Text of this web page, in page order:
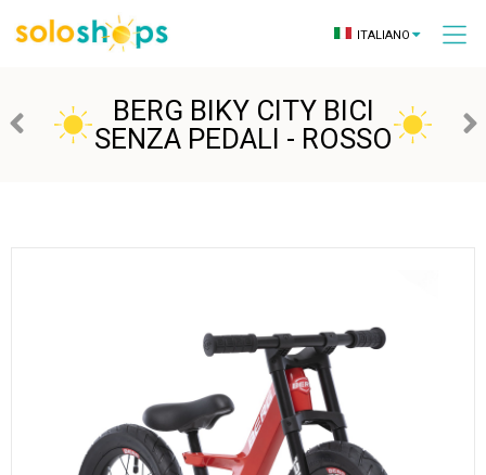
ITALIANO
BERG BIKY CITY BICI
SENZA PEDALI - ROSSO